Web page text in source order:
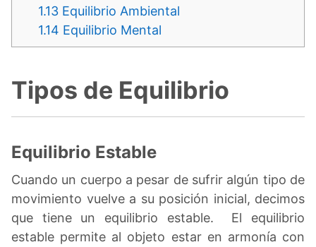
1.13 Equilibrio Ambiental
1.14 Equilibrio Mental
Tipos de Equilibrio
Equilibrio Estable
Cuando un cuerpo a pesar de sufrir algún tipo de
movimiento vuelve a su posición inicial, decimos
que tiene un equilibrio estable. El equilibrio
estable permite al objeto estar en armonía con